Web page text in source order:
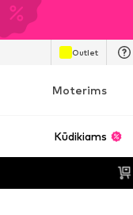
Outlet
Moterims
Kūdikiams